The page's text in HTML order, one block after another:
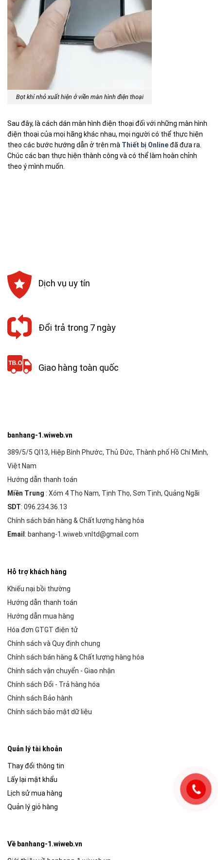
Bọt khí nhỏ xuất hiện ở viền màn hình điện thoại
Sau đây, là cách dán màn hình điện thoại đối với những màn hình
điện thoại của mọi hãng khác nhau, mọi người có thể thực hiện
theo các bước hướng dẫn ở trên mà Thiết bị Onlineđã đưa ra.
Chúc các bạn thực hiện thành công và có thể làm hoàn chỉnh
theo ý mình muốn.
Dịch vụ uy tín
Đổi trả trong 7 ngày
Giao hàng toàn quốc
banhang-1.wiweb.vn
389/5/5 Ql13, Hiệp Bình Phước, Thủ Đức, Thành phố Hồ Chí Minh,
Việt Nam
Hướng dẫn thanh toán
Miền Trung : Xóm 4 Thọ Nam, Tịnh Thọ, Sơn Tịnh, Quảng Ngãi
SDT: 096.234.36.13
Chính sách bán hàng & Chất lượng hàng hóa
Email : banhang-1.wiweb.vnltd@gmail.com
Hỗ trợ khách hàng
Khiếu nại bồi thường
Hướng dẫn thanh toán
Hướng dẫn mua hàng
Hóa đơn GTGT điện tử
Chính sách và Quy định chung
Chính sách bán hàng & Chất lượng hàng hóa
Chính sách vận chuyển - Giao nhận
Chính sách Đổi - Trả hàng hóa
Chính sách Bảo hành
Chính sách bảo mật dữ liệu
Quản lý tài khoản
Thay đổi thông tin
Lấy lại mật khẩu
Lịch sử mua hàng
Quản lý giỏ hàng
Về banhang-1.wiweb.vn